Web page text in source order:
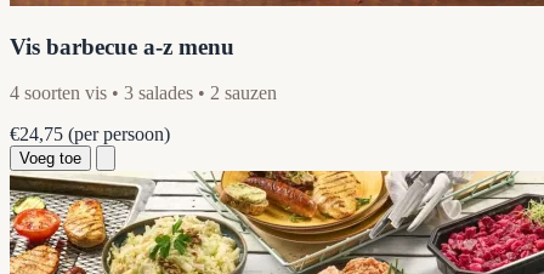
Vis barbecue a-z menu
4 soorten vis • 3 salades • 2 sauzen
€24,75 (per persoon)
Voeg toe